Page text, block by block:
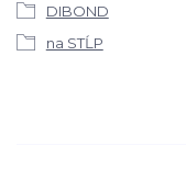
DIBOND
na STĹP